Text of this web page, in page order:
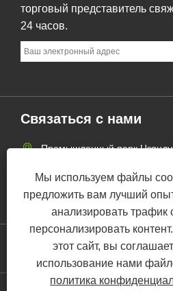
Мы используем файлы
предложить вам лучший
анализировать трафик
персонализировать
этот сайт, вы
использование нами
политика
торговый представитель
24 часов.
Связаться с нами
Промышленный парк
+86-19518020980
chloe@kebonfirstaid.com
Copyright © 2025 Yiwu Kebon